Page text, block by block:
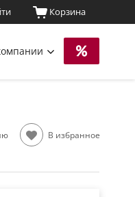
Корзина
В избранное